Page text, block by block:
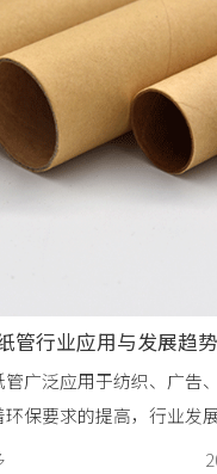
管行业应用与发展趋势
管广泛应用于纺织、广告
环保要求的提高，行业发
涂层材料和工艺。